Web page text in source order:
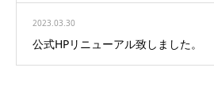
2023.03.30
公式HPリニューアル致しました。